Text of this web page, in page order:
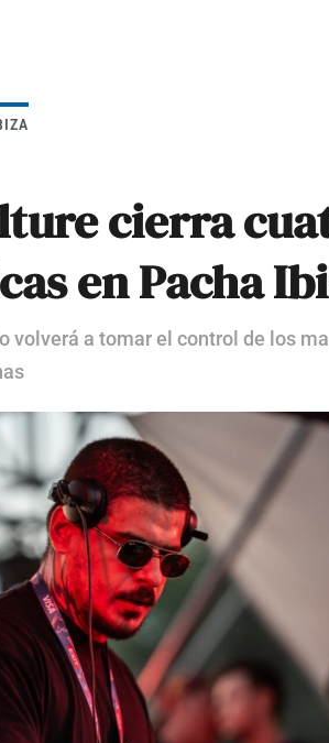
cierra
en Pacha
volverá a tomar el control de los